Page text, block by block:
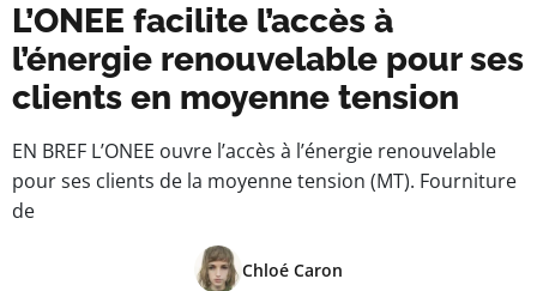
L’ONEE facilite l’accès à
l’énergie renouvelable pour ses
clients en moyenne tension
EN BREF L’ONEE ouvre l’accès à l’énergie renouvelable
pour ses clients de la moyenne tension (MT). Fourniture
de
Chloé Caron